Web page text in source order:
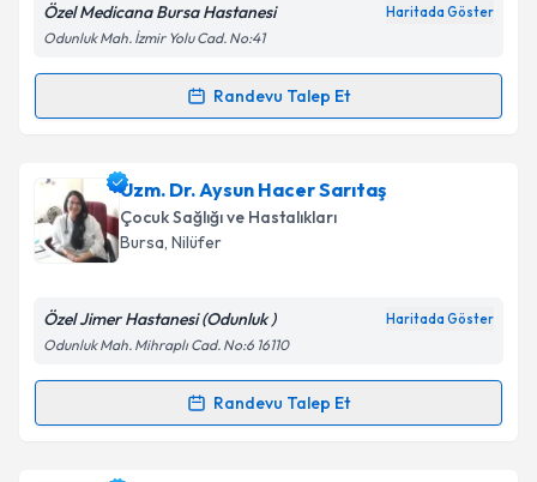
Kişisel verilerimin işlenmesine ilişkin
Metni'ni okudum ve kişisel verilerimin belirtilen
Takvim Talebini Gönder
Özel Medicana Bursa Hastanesi Haritada Göster
Odunluk Mah. İzmir Yolu Cad. No:41
Randevu Talep Et
Randevu Takvimi Talebi
Uzm. Dr. Reyhan Akpınariçin randevu takvimi talebi
oluşturun. Size bu uzmandan randevu almanız için bir
takvim hazırlandığında e-posta ile bilgilendireceğiz.
Kişisel verilerimin işlenmesine ilişkin
Metni'ni okudum ve kişisel verilerimin belirtilen
Uzm. Dr. Aysun Hacer Sarıtaş
Çocuk Sağlığı ve Hastalıkları
Bursa, Nilüfer
Özel Jimer Hastanesi (Odunluk ) Haritada Göster
Odunluk Mah. Mihraplı Cad. No:6 16110
Randevu Talep Et
Randevu Takvimi Talebi